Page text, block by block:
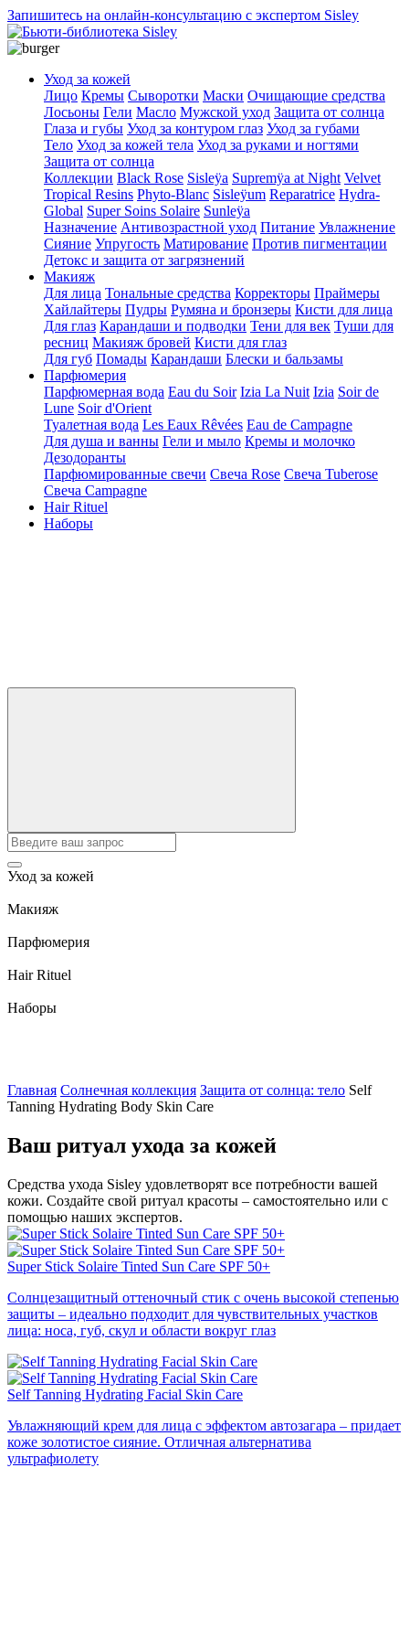
Запишитесь на онлайн-консультацию с экспертом Sisley
Уход за кожей
Лицо Кремы Сыворотки Маски Очищающие средства
Лосьоны Гели Масло Мужской уход Защита от солнца
Глаза и губы Уход за контуром глаз Уход за губами
Тело Уход за кожей тела Уход за руками и ногтями
Защита от солнца
Коллекции Black Rose Sisleÿa Supremÿa at Night Velvet
Tropical Resins Phyto-Blanc Sisleÿum Reparatrice Hydra-
Global Super Soins Solaire Sunleÿa
Назначение Антивозрастной уход Питание Увлажнение
Сияние Упругость Матирование Против пигментации
Детокс и защита от загрязнений
Макияж
Для лица Тональные средства Корректоры Праймеры
Хайлайтеры Пудры Румяна и бронзеры Кисти для лица
Для глаз Карандаши и подводки Тени для век Туши для
ресниц Макияж бровей Кисти для глаз
Для губ Помады Карандаши Блески и бальзамы
Парфюмерия
Парфюмерная вода Eau du Soir Izia La Nuit Izia Soir de
Lune Soir d'Orient
Туалетная вода Les Eaux Rêvées Eau de Campagne
Для душа и ванны Гели и мыло Кремы и молочко
Дезодоранты
Парфюмированные свечи Свеча Rose Свеча Tuberose
Свеча Campagne
Hair Rituel
Наборы
Уход за кожей
Макияж
Парфюмерия
Hair Rituel
Наборы
Главная Солнечная коллекция Защита от солнца: тело Self
Tanning Hydrating Body Skin Care
Ваш ритуал ухода за кожей
Средства ухода Sisley удовлетворят все потребности вашей
кожи. Создайте свой ритуал красоты – самостоятельно или с
помощью наших экспертов.
Super Stick Solaire Tinted Sun Care SPF 50+
Солнцезащитный оттеночный стик с очень высокой степенью
защиты – идеально подходит для чувствительных участков
лица: носа, губ, скул и области вокруг глаз
Self Tanning Hydrating Facial Skin Care
Увлажняющий крем для лица с эффектом автозагара – придает
коже золотистое сияние. Отличная альтернатива
ультрафиолету